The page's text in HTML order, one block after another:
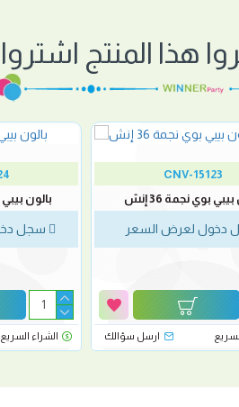
هذا المنتج
CNV-15123
بوي نجمة 36 إنش
دخول لعرض السعر
ارسل سؤالك
بالون بيبي
سجل
الشراء السريع